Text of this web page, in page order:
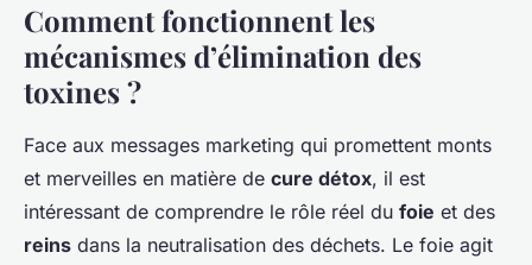
Comment fonctionnent les
mécanismes d’élimination des
toxines ?
Face aux messages marketing qui promettent monts
et merveilles en matière de cure détox, il est
intéressant de comprendre le rôle réel du foie et des
reins dans la neutralisation des déchets. Le foie agit